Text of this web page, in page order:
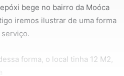
bege no bairro da Moóca
iremos ilustrar de uma forma
forma, o local tinha 12 M2,